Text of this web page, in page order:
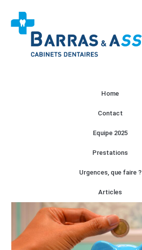
Home
Contact
Equipe 2025
Prestations
Urgences, que faire ?
Articles